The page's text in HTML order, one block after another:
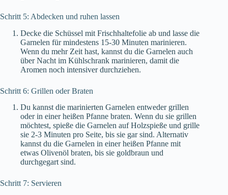
Schritt 5: Abdecken und ruhen lassen
Decke die Schüssel mit Frischhaltefolie ab und lasse die
Garnelen für mindestens 15-30 Minuten marinieren.
Wenn du mehr Zeit hast, kannst du die Garnelen auch
über Nacht im Kühlschrank marinieren, damit die
Aromen noch intensiver durchziehen.
Schritt 6: Grillen oder Braten
Du kannst die marinierten Garnelen entweder grillen
oder in einer heißen Pfanne braten. Wenn du sie grillen
möchtest, spieße die Garnelen auf Holzspieße und grille
sie 2-3 Minuten pro Seite, bis sie gar sind. Alternativ
kannst du die Garnelen in einer heißen Pfanne mit
etwas Olivenöl braten, bis sie goldbraun und
durchgegart sind.
Schritt 7: Servieren